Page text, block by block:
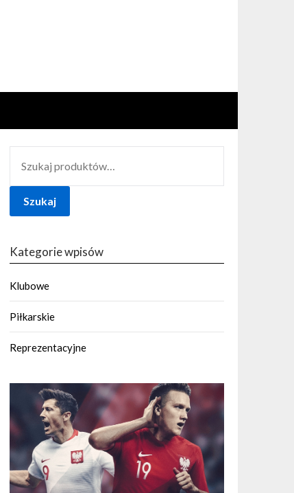
Szukaj
Kategorie wpisów
Klubowe
Piłkarskie
Reprezentacyjne